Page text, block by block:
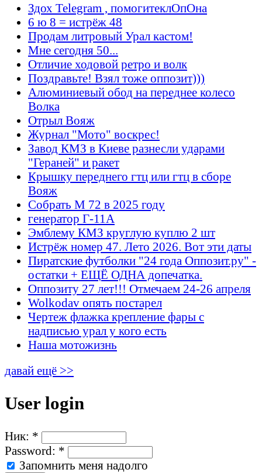
Здох Telegram , помогитеклОпОна
6 ю 8 = истрёж 48
Продам литровый Урал кастом!
Мне сегодня 50...
Отличие ходовой ретро и волк
Поздравьте! Взял тоже оппозит)))
Алюминиевый обод на переднее колесо
Волка
Отрыл Вояж
Журнал "Мото" воскрес!
Завод КМЗ в Киеве разнесли ударами
"Гераней" и ракет
Крышку переднего гтц или гтц в сборе
Вояж
Собрать М 72 в 2025 году
генератор Г-11А
Эмблему КМЗ круглую куплю 2 шт
Истрёж номер 47. Лето 2026. Вот эти даты
Пиратские футболки "24 года Оппозит.ру" -
остатки + ЕЩЁ ОДНА допечатка.
Оппозиту 27 лет!!! Отмечаем 24-26 апреля
Wolkodav опять постарел
Чертеж флажка крепление фары с
надписью урал у кого есть
Наша мотожизнь
давай ещё >>
User login
Ник: *
Password: *
Запомнить меня надолго